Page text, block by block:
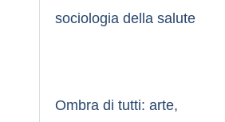
sociologia della salute
Ombra di tutti: arte,